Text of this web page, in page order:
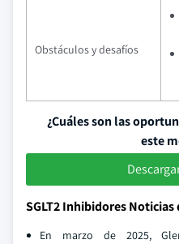
Obstáculos y desafíos
¿Cuáles son las
este
SGLT2 Inhibidores
En marzo de 2025,